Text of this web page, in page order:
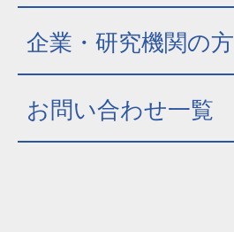
企業・研究機関の方
お問い合わせ一覧